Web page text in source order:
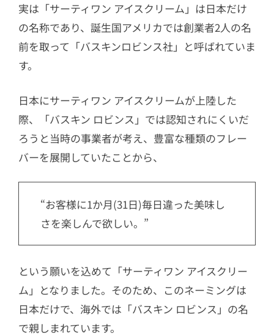
実は「サーティワン アイスクリーム」は日本だけ
の名称であり、誕生国アメリカでは創業者2人の名
前を取って「バスキンロビンス社」と呼ばれていま
す。
日本にサーティワン アイスクリームが上陸した
際、「バスキン ロビンス」では認知されにくいだ
ろうと当時の事業者が考え、豊富な種類のフレー
バーを展開していたことから、
“お客様に1か月(31日)毎日違った美味し
さを楽しんで欲しい。”
という願いを込めて「サーティワン アイスクリー
ム」となりました。そのため、このネーミングは
日本だけで、海外では「バスキン ロビンス」の名
で親しまれています。